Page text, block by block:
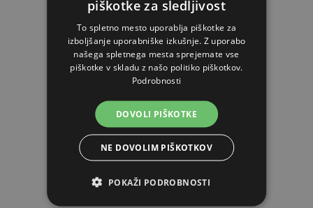
Fotopast - 16 MP - Full HD - 20 metrov, AGF-H-882
81.01€
60.76€
piškotke za sledljivost
To spletno mesto uporablja piškotke za
izboljšanje uporabniške izkušnje. Z uporabo
našega spletnega mesta sprejemate vse
piškotke v skladu z našo politiko piškotkov.
Podrobnosti
DOVOLI PIŠKOTKE
NE DOVOLIM PIŠKOTKOV
POKAŽI PODROBNOSTI